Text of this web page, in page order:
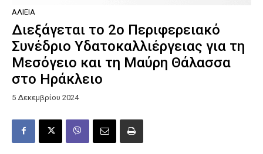
ΑΛΙΕΊΑ
Διεξάγεται το 2ο Περιφερειακό
Συνέδριο Υδατοκαλλιέργειας για τη
Μεσόγειο και τη Μαύρη Θάλασσα
στο Ηράκλειο
5 Δεκεμβρίου 2024